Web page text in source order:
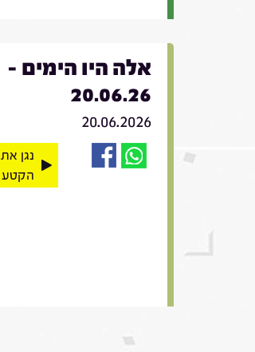
אלה היו הימים -
20.06.26
20.06.2026
נגן את
הקטע